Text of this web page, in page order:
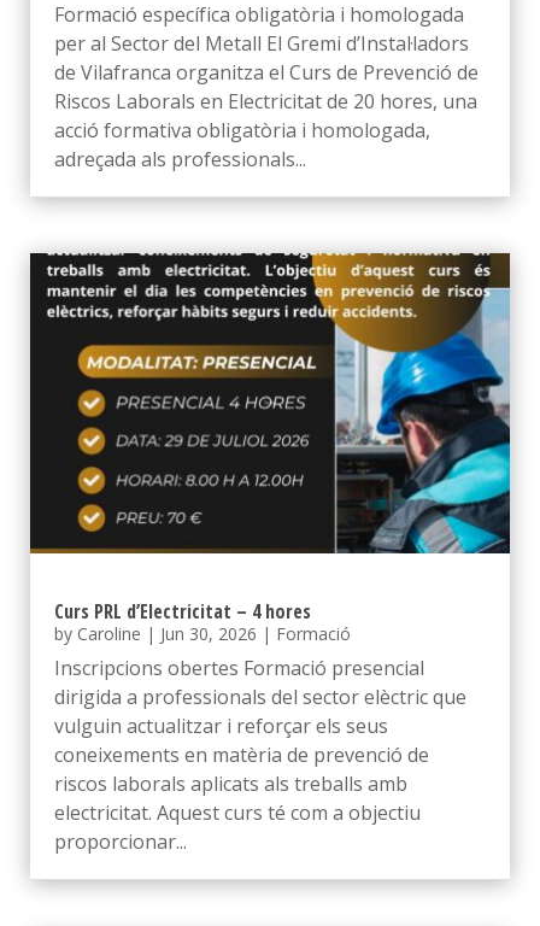
Formació específica obligatòria i homologada
per al Sector del Metall El Gremi d’Instal·ladors
de Vilafranca organitza el Curs de Prevenció de
Riscos Laborals en Electricitat de 20 hores, una
acció formativa obligatòria i homologada,
adreçada als professionals...
Curs PRL d’Electricitat – 4 hores
by Caroline | Jun 30, 2026 | Formació
Inscripcions obertes Formació presencial
dirigida a professionals del sector elèctric que
vulguin actualitzar i reforçar els seus
coneixements en matèria de prevenció de
riscos laborals aplicats als treballs amb
electricitat. Aquest curs té com a objectiu
proporcionar...